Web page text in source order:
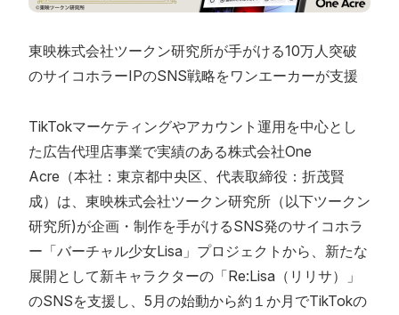
東映株式会社ツークン研究所が手がける10万人突破
のサイコホラーIPのSNS戦略をワンエーカーが支援
TikTokマーケティングやアカウント運用を中心とし
た広告代理店事業で実績のある株式会社One
Acre（本社：東京都中央区、代表取締役：折茂賢
成）は、東映株式会社ツークン研究所（以下ツークン
研究所)が企画・制作を手がけるSNS発のサイコホラ
ー「バーチャル少女Lisa」プロジェクトから、新たな
展開として新キャラクターの「Re:Lisa（リリサ）」
のSNSを支援し、5月の始動から約１か月でTikTokの